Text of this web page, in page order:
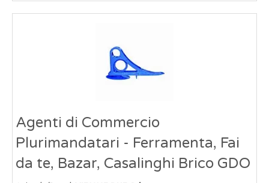
Agenti di Commercio
Plurimandatari - Ferramenta, Fai
da te, Bazar, Casalinghi Brico GDO